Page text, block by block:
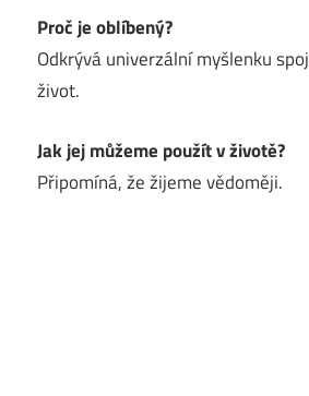
Proč je oblíbený?
Odkrývá univerzální myšlenku
život.
Jak jej můžeme použít v životě?
Připomíná, že žijeme vědoměji.